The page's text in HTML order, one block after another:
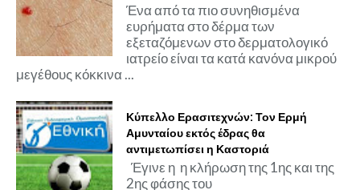
Ένα από τα πιο συνηθισμένα
ευρήματα στο δέρμα των
εξεταζόμενων στο δερματολογικό
ιατρείο είναι τα κατά κανόνα μικρού
μεγέθους κόκκινα ...
Κύπελλο Ερασιτεχνών: Τον Ερμή
Αμυνταίου εκτός έδρας θα
αντιμετωπίσει η Καστοριά
Έγινε η η κλήρωση της 1ης και της
2ης φάσης του